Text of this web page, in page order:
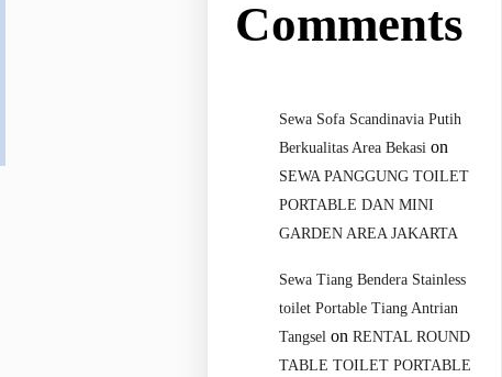
Comments
Sewa Sofa Scandinavia Putih
Berkualitas Area Bekasi on
SEWA PANGGUNG TOILET
PORTABLE DAN MINI
GARDEN AREA JAKARTA
Sewa Tiang Bendera Stainless
toilet Portable Tiang Antrian
Tangsel onRENTAL ROUND
TABLE TOILET PORTABLE